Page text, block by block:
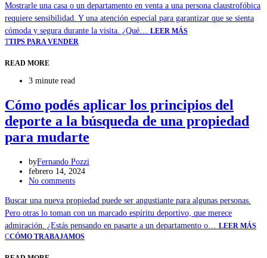
Mostrarle una casa o un departamento en venta a una persona claustrofóbica
requiere sensibilidad. Y una atención especial para garantizar que se sienta
cómoda y segura durante la visita. ¿Qué… LEER MÁS
TTIPS PARA VENDER
READ MORE
3 minute read
Cómo podés aplicar los principios del
deporte a la búsqueda de una propiedad
para mudarte
byFernando Pozzi
febrero 14, 2024
No comments
Buscar una nueva propiedad puede ser angustiante para algunas personas.
Pero otras lo toman con un marcado espíritu deportivo, que merece
admiración. ¿Estás pensando en pasarte a un departamento o… LEER MÁS
CCÓMO TRABAJAMOS